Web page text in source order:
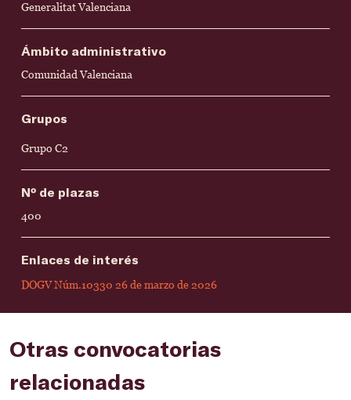
Generalitat Valenciana
Ámbito administrativo
Comunidad Valenciana
Grupos
Grupo C2
Nº de plazas
400
Enlaces de interés
DOGV Núm.10330 26 de marzo de 2026
Otras convocatorias
relacionadas